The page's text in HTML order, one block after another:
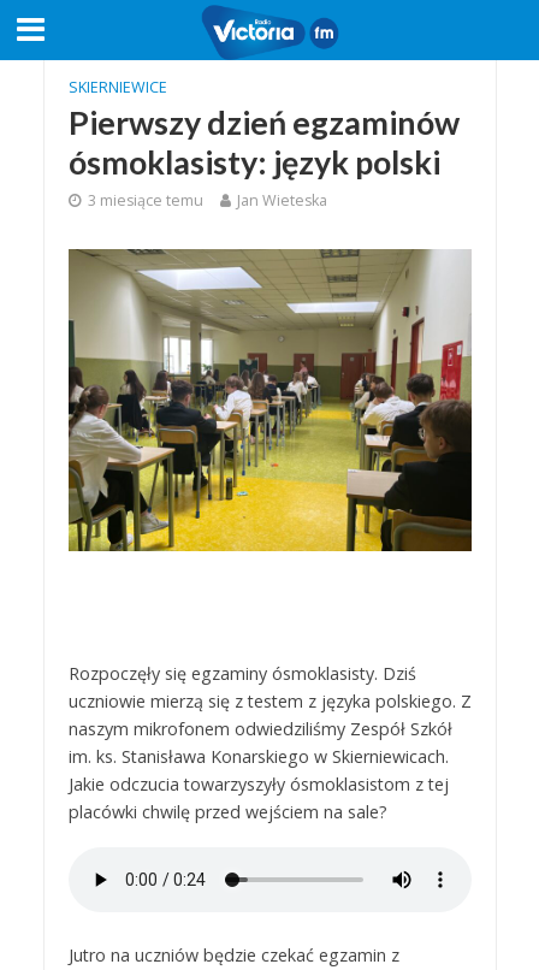
SKIERNIEWICE
Pierwszy dzień egzaminów
ósmoklasisty: język polski
3 miesiące temu Jan Wieteska
Rozpoczęły się egzaminy ósmoklasisty. Dziś
uczniowie mierzą się z testem z języka polskiego. Z
naszym mikrofonem odwiedziliśmy Zespół Szkół
im. ks. Stanisława Konarskiego w Skierniewicach.
Jakie odczucia towarzyszyły ósmoklasistom z tej
placówki chwilę przed wejściem na sale?
Jutro na uczniów będzie czekać egzamin z